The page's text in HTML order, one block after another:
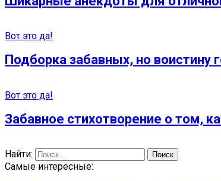
Вот это да!
Подборка забавных, но воистину
Вот это да!
Забавное стихотворение о том,
Найти:
Самые интересные: